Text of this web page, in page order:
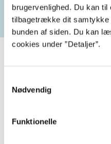
brugervenlighed. Du kan
tilbagetrække dit samtykke
bunden af siden. Du kan
cookies under ”Detaljer”.
Nødvendig
Funktionelle
Tidsskrift